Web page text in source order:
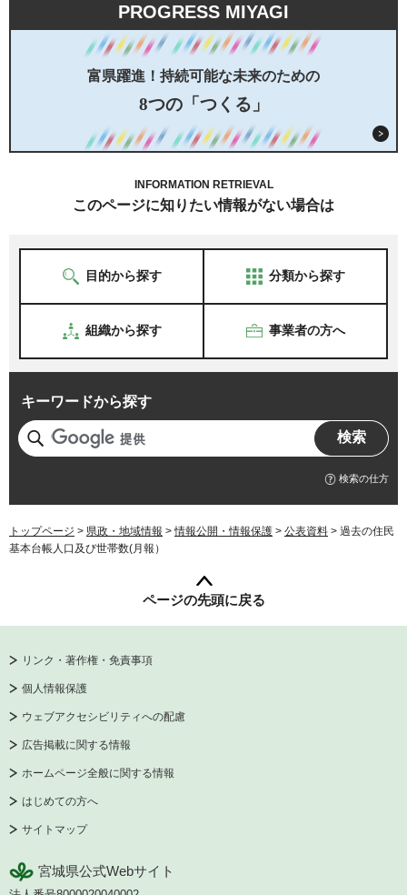
PROGRESS MIYAGI
富県躍進！持続可能な未来のための
8つの「つくる」
INFORMATION RETRIEVAL
このページに知りたい情報がない場合は
目的から探す 分類から探す
組織から探す 事業者の方へ
キーワードから探す
検索の仕方
トップページ > 県政・地域情報 >情報公開・情報保護 > 公表資料 > 過去の住民
基本台帳人口及び世帯数(月報）
ページの先頭に戻る
リンク・著作権・免責事項
個人情報保護
ウェブアクセシビリティへの配慮
広告掲載に関する情報
ホームページ全般に関する情報
はじめての方へ
サイトマップ
宮城県公式Webサイト